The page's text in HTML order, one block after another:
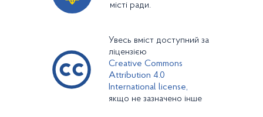
місті ради.
Увесь вміст доступний за
ліцензією
Creative Commons
Attribution 4.0
International license,
якщо не зазначено інше